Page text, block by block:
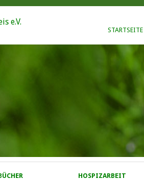
STARTSEITE
HOSPIZARBEIT